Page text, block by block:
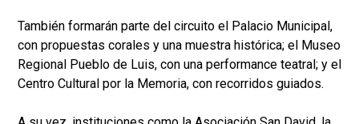
También formarán parte del circuito el Palacio Municipal,
con propuestas corales y una muestra histórica; el Museo
Regional Pueblo de Luis, con una performance teatral; y el
Centro Cultural por la Memoria, con recorridos guiados.